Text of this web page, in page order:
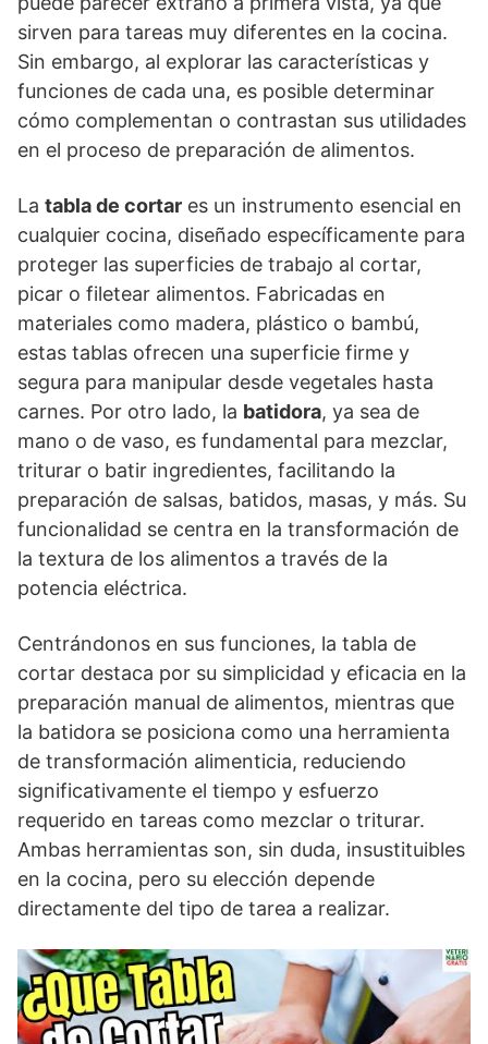
sirven para tareas muy diferentes en la cocina.
Sin embargo, al explorar las características y
funciones de cada una, es posible determinar
cómo complementan o contrastan sus utilidades
en el proceso de preparación de alimentos.
La tabla de cortar es un instrumento esencial en
cualquier cocina, diseñado específicamente para
proteger las superficies de trabajo al cortar,
picar o filetear alimentos. Fabricadas en
materiales como madera, plástico o bambú,
estas tablas ofrecen una superficie firme y
segura para manipular desde vegetales hasta
carnes. Por otro lado, la batidora, ya sea de
mano o de vaso, es fundamental para mezclar,
triturar o batir ingredientes, facilitando la
preparación de salsas, batidos, masas, y más. Su
funcionalidad se centra en la transformación de
la textura de los alimentos a través de la
potencia eléctrica.
Centrándonos en sus funciones, la tabla de
cortar destaca por su simplicidad y eficacia en la
preparación manual de alimentos, mientras que
la batidora se posiciona como una herramienta
de transformación alimenticia, reduciendo
significativamente el tiempo y esfuerzo
requerido en tareas como mezclar o triturar.
Ambas herramientas son, sin duda, insustituibles
en la cocina, pero su elección depende
directamente del tipo de tarea a realizar.